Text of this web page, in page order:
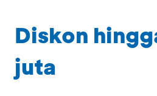
Diskon
juta